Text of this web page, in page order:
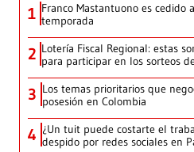
1 Franco Mastantuono es cedido
temporada
2 Lotería Fiscal Regional: estas
para participar en los sorteos
3 Los temas prioritarios que
posesión en Colombia
4 ¿Un tuit puede costarte el
despido por redes sociales en